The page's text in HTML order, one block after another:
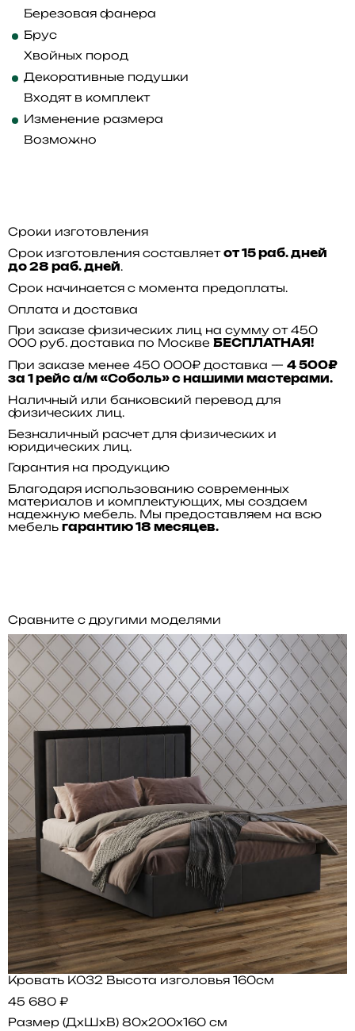
Березовая фанера
Брус
Хвойных пород
Декоративные подушки
Входят в комплект
Изменение размера
Возможно
Сроки изготовления
Срок изготовления составляет от 15 раб. дней
до 28 раб. дней.
Срок начинается с момента предоплаты.
Оплата и доставка
При заказе физических лиц на сумму от 450
000 руб. доставка по Москве БЕСПЛАТНАЯ!
При заказе менее 450 000₽ доставка — 4 500₽
за 1 рейс а/м «Соболь» с нашими мастерами.
Наличный или банковский перевод для
физических лиц.
Безналичный расчет для физических и
юридических лиц.
Гарантия на продукцию
Благодаря использованию современных
материалов и комплектующих, мы создаем
надежную мебель. Мы предоставляем на всю
мебель гарантию 18 месяцев.
Сравните с другими моделями
Кровать K032 Высота изголовья 160см
45 680 ₽
Размер (ДхШхВ) 80x200x160 см